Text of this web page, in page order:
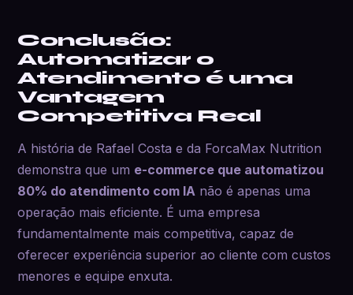
Conclusão:
Automatizar o
Atendimento é uma
Vantagem
Competitiva Real
A história de Rafael Costa e da ForcaMax Nutrition
demonstra que um e-commerce que automatizou
80% do atendimento com IA não é apenas uma
operação mais eficiente. É uma empresa
fundamentalmente mais competitiva, capaz de
oferecer experiência superior ao cliente com custos
menores e equipe enxuta.